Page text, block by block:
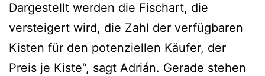
Dargestellt werden die Fischart, die
versteigert wird, die Zahl der verfügbaren
Kisten für den potenziellen Käufer, der
Preis je Kiste“, sagt Adrián. Gerade stehen